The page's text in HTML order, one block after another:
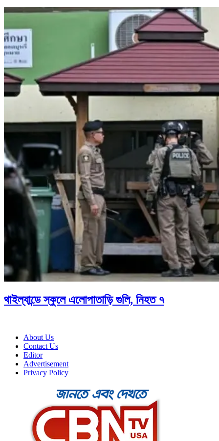
থাইল্যান্ডে স্কুলে এলোপাতাড়ি গুলি, নিহত ৭
About Us
Contact Us
Editor
Advertisement
Privacy Policy